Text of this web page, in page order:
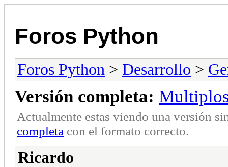
Foros Python
Foros Python > Desarrollo >
Versión completa:
Actualmente estas viendo una versión
completa con el formato correcto.
Ricardo